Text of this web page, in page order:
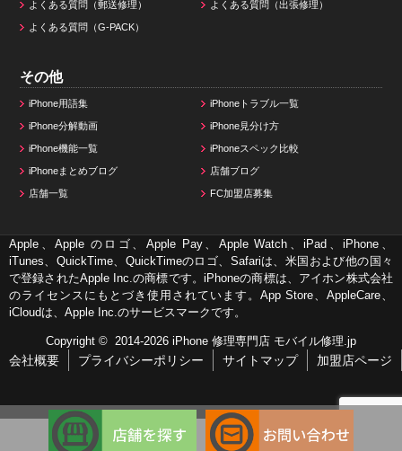
よくある質問（郵送修理） よくある質問（出張修理）
よくある質問（G-PACK）
その他
iPhone用語集 iPhoneトラブル一覧
iPhone分解動画 iPhone見分け方
iPhone機能一覧 iPhoneスペック比較
iPhoneまとめブログ 店舗ブログ
店舗一覧 FC加盟店募集
Apple、Apple のロゴ、Apple Pay、Apple Watch、iPad、iPhone、
iTunes、QuickTime、QuickTimeのロゴ、Safariは、米国および他の国々
で登録されたApple Inc.の商標です。iPhoneの商標は、アイホン株式会社
のライセンスにもとづき使用されています。App Store、AppleCare、
iCloudは、Apple Inc.のサービスマークです。
Copyright © 2014-2026 iPhone 修理専門店 モバイル修理.jp
会社概要 プライバシーポリシー サイトマップ 加盟店ページ